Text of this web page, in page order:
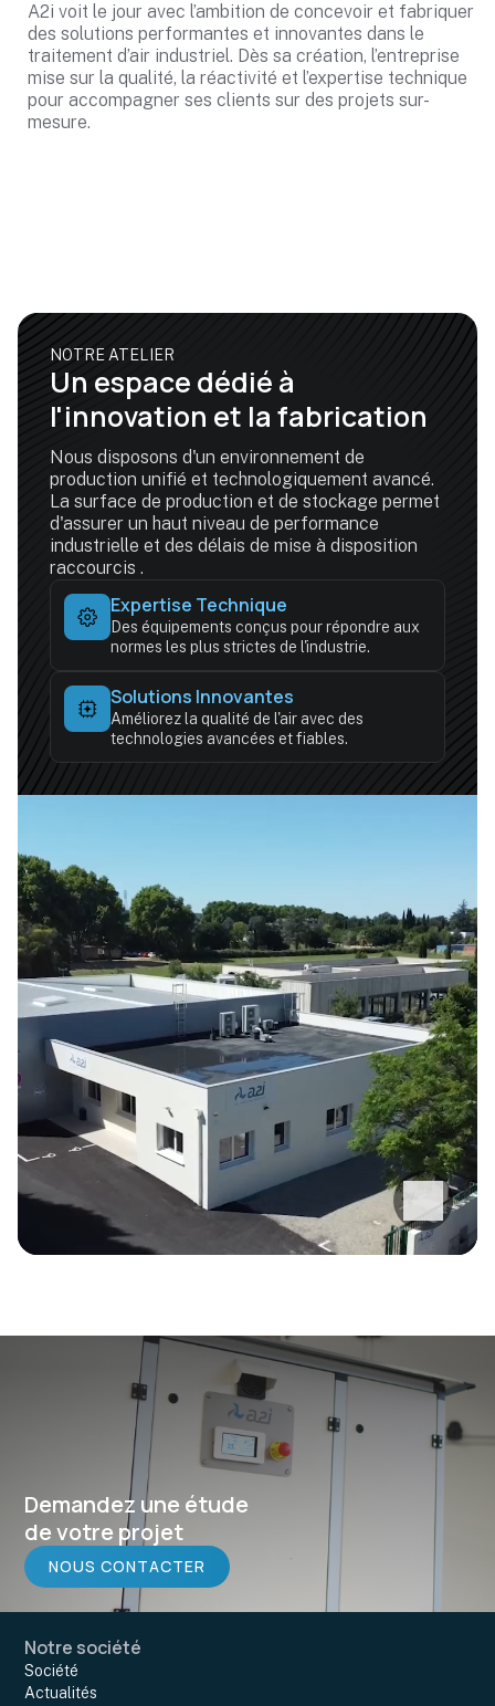
A2i voit le jour avec l’ambition de concevoir et fabriquer
des solutions performantes et innovantes dans le
traitement d’air industriel. Dès sa création, l’entreprise
mise sur la qualité, la réactivité et l’expertise technique
pour accompagner ses clients sur des projets sur-
mesure.
NOTRE ATELIER
Un espace dédié à
l'innovation et la fabrication
Nous disposons d'un environnement de
production unifié et technologiquement avancé.
La surface de production et de stockage permet
d'assurer un haut niveau de performance
industrielle et des délais de mise à disposition
raccourcis .
Expertise Technique
Des équipements conçus pour répondre aux
normes les plus strictes de l'industrie.
Solutions Innovantes
Améliorez la qualité de l'air avec des
technologies avancées et fiables.
Demandez une étude
de votre projet
NOUS CONTACTER
Notre société
Société
Actualités